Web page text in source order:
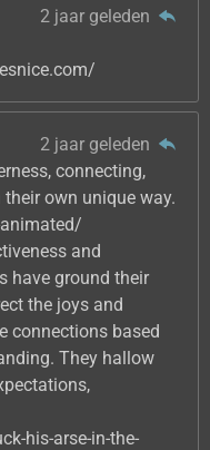
2 jaar geleden
2 jaar geleden
connecting,
own unique way.
and
have ground their
the joys and
connections based
They hallow
his-arse-in-the-